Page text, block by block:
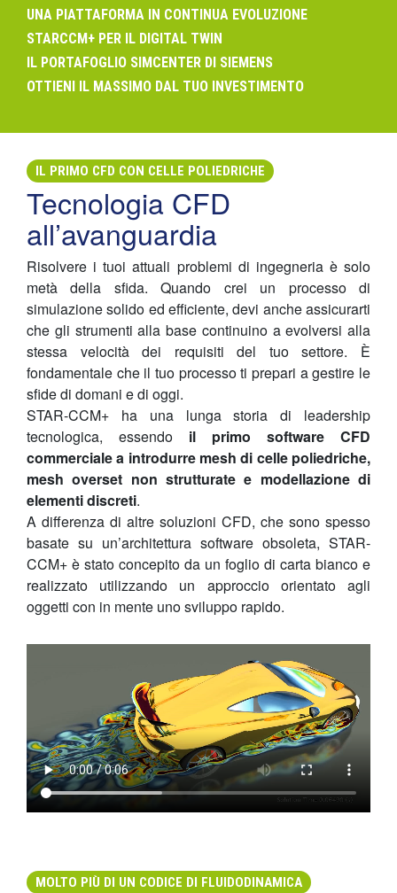
UNA PIATTAFORMA IN CONTINUA EVOLUZIONE
STARCCM+ PER IL DIGITAL TWIN
IL PORTAFOGLIO SIMCENTER DI SIEMENS
OTTIENI IL MASSIMO DAL TUO INVESTIMENTO
IL PRIMO CFD CON CELLE POLIEDRICHE
Tecnologia CFD
all’avanguardia
Risolvere i tuoi attuali problemi di ingegneria è solo
metà della sfida. Quando crei un processo di
simulazione solido ed efficiente, devi anche assicurarti
che gli strumenti alla base continuino a evolversi alla
stessa velocità dei requisiti del tuo settore. È
fondamentale che il tuo processo ti prepari a gestire le
sfide di domani e di oggi.
STAR-CCM+ ha una lunga storia di leadership
tecnologica, essendo il primo software CFD
commerciale a introdurre mesh di celle poliedriche,
mesh overset non strutturate e modellazione di
elementi discreti.
A differenza di altre soluzioni CFD, che sono spesso
basate su un’architettura software obsoleta, STAR-
CCM+ è stato concepito da un foglio di carta bianco e
realizzato utilizzando un approccio orientato agli
oggetti con in mente uno sviluppo rapido.
MOLTO PIÙ DI UN CODICE DI FLUIDODINAMICA